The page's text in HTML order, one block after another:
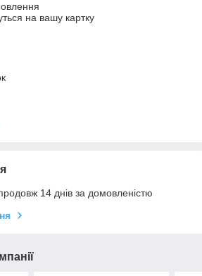
на вашу картку
14 днів за домовленістю